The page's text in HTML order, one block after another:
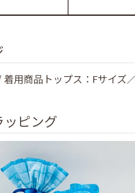
用商品トップス：Fサイズ
ピング